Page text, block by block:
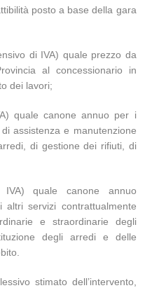
posto a base della gara
di IVA) quale prezzo da
al concessionario in
dei lavori;
quale canone annuo per i
assistenza e manutenzione
di gestione dei rifiuti, di
quale canone annuo
servizi contrattualmente
e straordinarie degli
degli arredi e delle
stimato dell’intervento,